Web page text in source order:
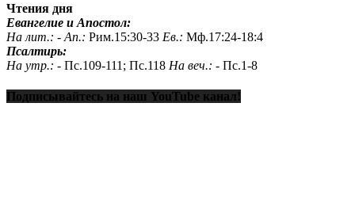
Чтения дня
Евангелие и Апостол:
На лит.: - Ап.: Рим.15:30-33 Ев.: Мф.17:24-18:4
Псалтирь:
На утр.: - Пс.109-111; Пс.118 На веч.: - Пс.1-8
Подписывайтесь на наш YouTube канал!